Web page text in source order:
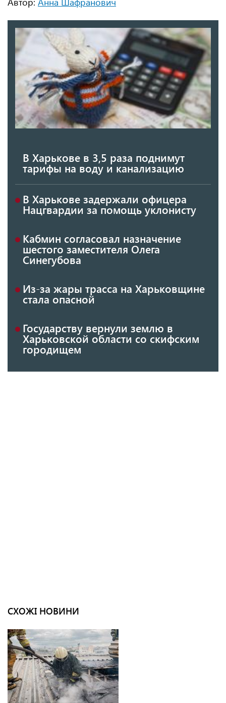
В Харькове в 3,5 раза поднимут
тарифы на воду и канализацию
В Харькове задержали офицера
Нацгвардии за помощь уклонисту
Кабмин согласовал назначение
шестого заместителя Олега
Синегубова
Из-за жары трасса на Харьковщине
стала опасной
Государству вернули землю в
Харьковской области со скифским
городищем
СХОЖІ НОВИНИ